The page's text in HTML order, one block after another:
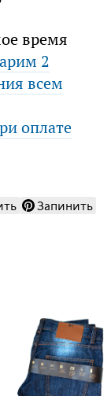
время
2
всем
оплате
Запинить